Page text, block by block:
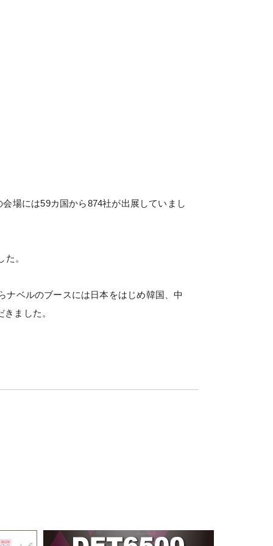
会場には59カ国から874社が出展していまし
。
ベルのブースには日本をはじめ韓国、中
ました。